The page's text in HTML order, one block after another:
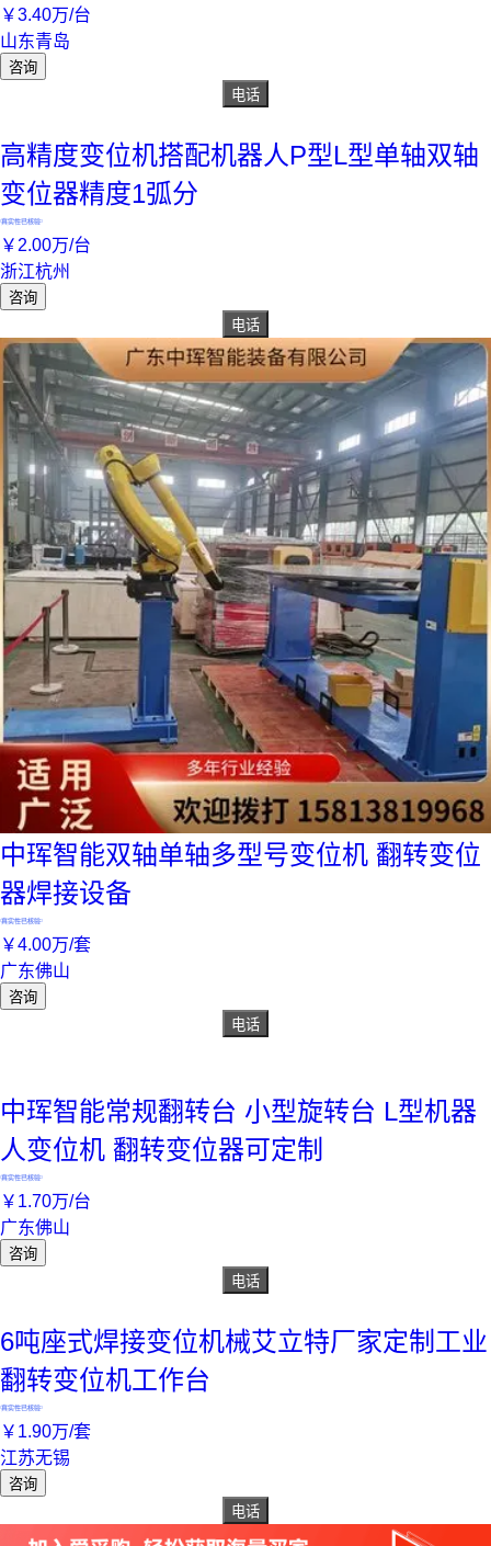
￥3.40万/台
山东青岛
咨询
电话
高精度变位机搭配机器人P型L型单轴双轴
变位器精度1弧分
真实性已核验
￥ 2.00万/台
浙江杭州
咨询
电话
中珲智能双轴单轴多型号变位机 翻转变位
器焊接设备
真实性已核验
￥4.00万/套
广东佛山
咨询
电话
中珲智能常规翻转台 小型旋转台 L型机器
人变位机 翻转变位器可定制
真实性已核验
￥ 1.70万/台
广东佛山
咨询
电话
6吨座式焊接变位机械艾立特厂家定制工业
翻转变位机工作台
真实性已核验
￥ 1.90万/套
江苏无锡
咨询
电话